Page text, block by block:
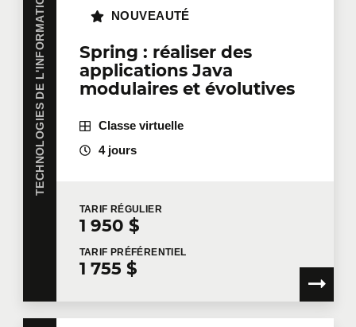
TECHNOLOGIES DE L'INFORMATION
Spring : réaliser des
applications Java
modulaires et évolutives
NOUVEAUTÉ
Classe virtuelle
4 jours
TARIF RÉGULIER
1 950 $
TARIF PRÉFÉRENTIEL
1 755 $